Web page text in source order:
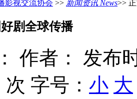
影视交流协会 >> 新闻资讯 News>>
剧全球传播
作者：
发布
次 字号： 小 大